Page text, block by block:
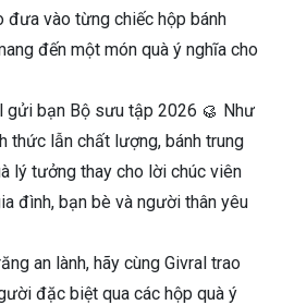
đưa vào từng chiếc hộp bánh
đến một món quà ý nghĩa cho
gửi bạn Bộ sưu tập 2026 🥮 Như
thức lẫn chất lượng, bánh trung
lý tưởng thay cho lời chúc viên
đình, bạn bè và người thân yêu
an lành, hãy cùng Givral trao
đặc biệt qua các hộp quà ý